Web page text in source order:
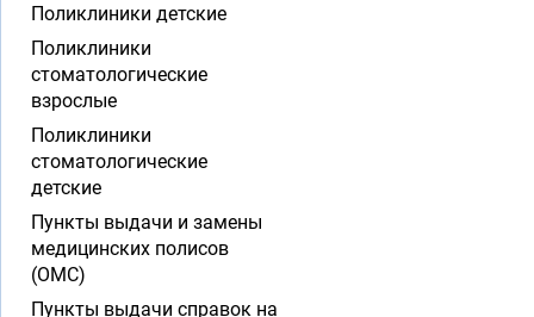
Поликлиники детские
Поликлиники
стоматологические
взрослые
Поликлиники
стоматологические
детские
Пункты выдачи и замены
медицинских полисов
(ОМС)
Пункты выдачи справок на